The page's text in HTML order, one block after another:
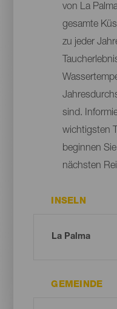
von La
gesamte
zu jeder
sind.
wichtigsten
beginnen
nächsten
INSELN
GEMEINDE